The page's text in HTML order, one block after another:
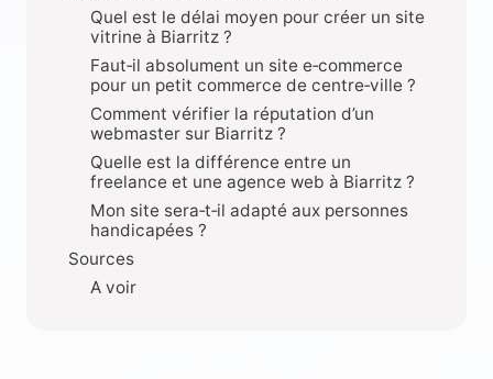
Quel est le délai moyen pour créer un site
vitrine à Biarritz ?
Faut‑il absolument un site e‑commerce
pour un petit commerce de centre‑ville ?
Comment vérifier la réputation d’un
webmaster sur Biarritz ?
Quelle est la différence entre un
freelance et une agence web à Biarritz ?
Mon site sera‑t‑il adapté aux personnes
handicapées ?
Sources
A voir